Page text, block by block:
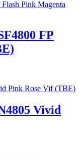
FP
Vivid